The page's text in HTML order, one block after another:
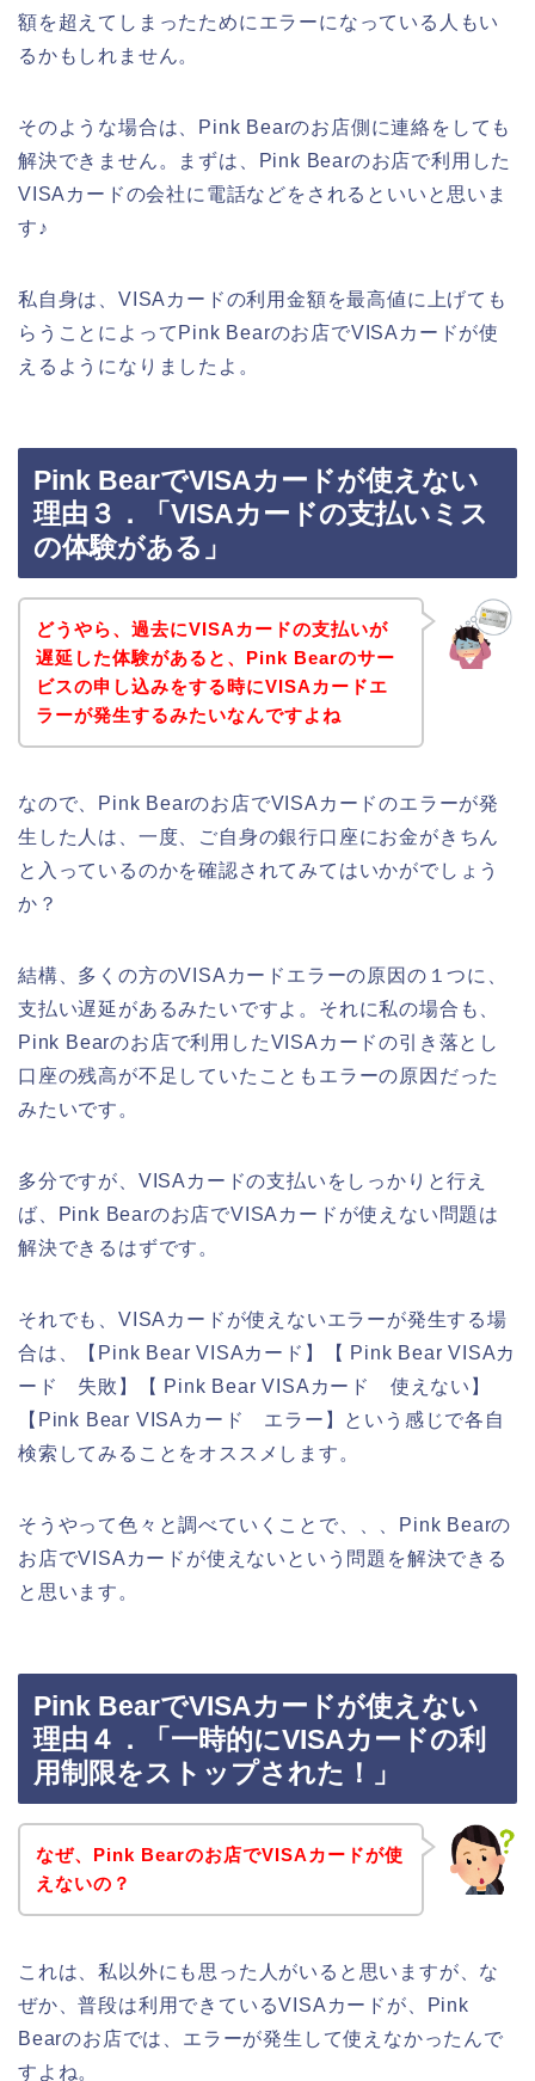
額を超えてしまったためにエラーになっている人もい
るかもしれません。
そのような場合は、Pink Bearのお店側に連絡をしても
解決できません。まずは、Pink Bearのお店で利用した
VISAカードの会社に電話などをされるといいと思いま
す♪
私自身は、VISAカードの利用金額を最高値に上げても
らうことによってPink Bearのお店でVISAカードが使
えるようになりましたよ。
Pink BearでVISAカードが使えない
理由３．「VISAカードの支払いミス
の体験がある」
どうやら、過去にVISAカードの支払いが
遅延した体験があると、Pink Bearのサー
ビスの申し込みをする時にVISAカードエ
ラーが発生するみたいなんですよね
なので、Pink Bearのお店でVISAカードのエラーが発
生した人は、一度、ご自身の銀行口座にお金がきちん
と入っているのかを確認されてみてはいかがでしょう
か？
結構、多くの方のVISAカードエラーの原因の１つに、
支払い遅延があるみたいですよ。それに私の場合も、
Pink Bearのお店で利用したVISAカードの引き落とし
口座の残高が不足していたこともエラーの原因だった
みたいです。
多分ですが、VISAカードの支払いをしっかりと行え
ば、Pink Bearのお店でVISAカードが使えない問題は
解決できるはずです。
それでも、VISAカードが使えないエラーが発生する場
合は、【Pink Bear VISAカード】【 Pink Bear VISAカ
ード 失敗】【 Pink Bear VISAカード 使えない】
【Pink Bear VISAカード エラー】という感じで各自
検索してみることをオススメします。
そうやって色々と調べていくことで、、、Pink Bearの
お店でVISAカードが使えないという問題を解決できる
と思います。
Pink BearでVISAカードが使えない
理由４．「一時的にVISAカードの利
用制限をストップされた！」
なぜ、Pink Bearのお店でVISAカードが使
えないの？
これは、私以外にも思った人がいると思いますが、な
ぜか、普段は利用できているVISAカードが、Pink
Bearのお店では、エラーが発生して使えなかったんで
すよね。